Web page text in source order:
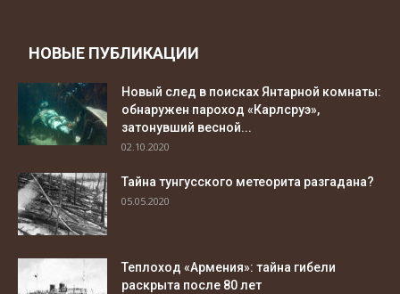
НОВЫЕ ПУБЛИКАЦИИ
Новый след в поисках Янтарной комнаты:
обнаружен пароход «Карлсруэ»,
затонувший весной...
02.10.2020
Тайна тунгусского метеорита разгадана?
05.05.2020
Теплоход «Армения»: тайна гибели
раскрыта после 80 лет